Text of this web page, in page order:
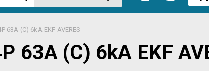
(C) 6kA EKF AVERES
(C) 6kA EKF